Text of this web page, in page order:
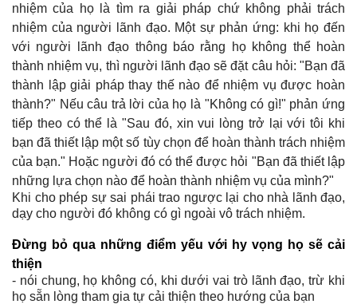
nhiệm của họ là tìm ra giải pháp chứ không phải trách
nhiệm của người lãnh đạo. Một sự phản ứng: khi họ đến
với người lãnh đạo thông báo rằng họ không thể hoàn
thành nhiệm vụ, thì người lãnh đạo sẽ đặt câu hỏi: "Bạn đã
thành lập giải pháp thay thế nào để nhiệm vụ được hoàn
thành?" Nếu câu trả lời của họ là "Không có gì!" phản ứng
tiếp theo có thể là "Sau đó, xin vui lòng trở lại với tôi khi
bạn đã thiết lập một số tùy chọn để hoàn thành trách nhiệm
của bạn." Hoặc người đó có thể được hỏi "Bạn đã thiết lập
những lựa chọn nào để hoàn thành nhiệm vụ của mình?"
Khi cho phép sự sai phái trao ngược lại cho nhà lãnh đạo,
dạy cho người đó không có gì ngoài vô trách nhiệm.
Đừng bỏ qua những điểm yếu với hy vọng họ sẽ cải
thiện
- nói chung, họ không có, khi dưới vai trò lãnh đạo, trừ khi
họ sẵn lòng tham gia tự cải thiện theo hướng của bạn